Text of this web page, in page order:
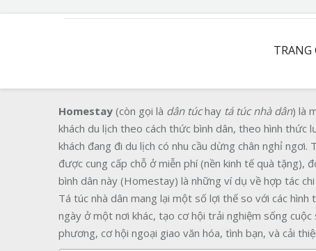
TRANG
Homestay(còn gọi là dân túchay tá túc nhà dân) là
khách du lịch theo cách thức bình dân, theo hình thức
khách đang đi du lịch có nhu cầu dừng chân nghỉ
được cung cấp chỗ ở miễn phí (nền kinh tế quà tặng),
bình dân này (Homestay) là những ví dụ về hợp tác
Tá túc nhà dân mang lại một số lợi thế so với các
ngày ở một nơi khác, tạo cơ hội trải nghiệm sống
phương, cơ hội ngoại giao văn hóa, tình bạn, và cải